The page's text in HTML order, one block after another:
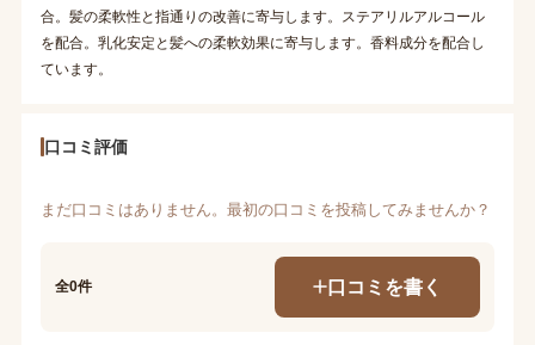
合。髪の柔軟性と指通りの改善に寄与します。ステアリルアルコール
を配合。乳化安定と髪への柔軟効果に寄与します。香料成分を配合し
ています。
口コミ評価
まだ口コミはありません。最初の口コミを投稿してみませんか？
全0件 口コミを書く